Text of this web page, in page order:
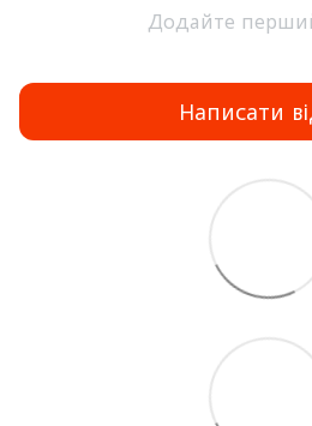
Додайте
Написати